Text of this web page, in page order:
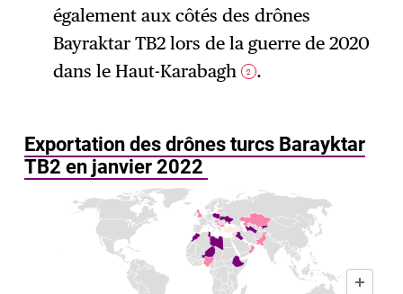
également aux côtés des drônes
Bayraktar TB2 lors de la guerre de 2020
dans le Haut-Karabagh
2 .